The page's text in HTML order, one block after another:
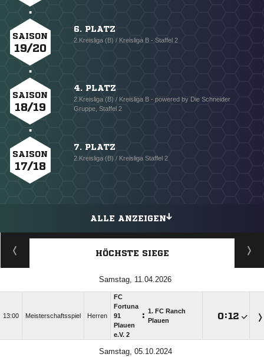
SAISON
19/20
6. PLATZ
2.Kreisliga (B) / Kreisliga B - Staffel 2
SAISON
18/19
4. PLATZ
2.Kreisliga (B) / Kreisliga B - powered by Die Schneider
Gruppe, Staffel 2
SAISON
17/18
7. PLATZ
2.Kreisliga (B) / Kreisliga Staffel 2
ALLE ANZEIGEN
HÖCHSTE SIEGE
Samstag, 11.04.2026
13:00 Meisterschaftsspiel Herren
FC
Fortuna
91
Plauen
e.V. 2
: 1. FC Ranch
Plauen
:
Samstag, 05.10.2024